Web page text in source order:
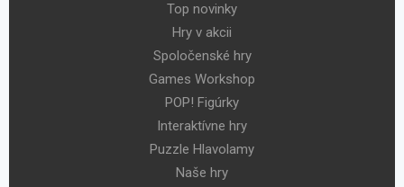
Top novinky
Hry v akcii
Spoločenské hry
Games Workshop
POP! Figúrky
Interaktívne hry
Puzzle Hlavolamy
Naše hry